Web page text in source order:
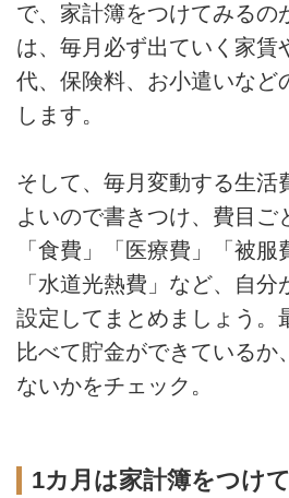
で、家計簿をつけてみるの
は、毎月必ず出ていく家賃
代、保険料、お小遣いなど
します。
そして、毎月変動する生活
よいので書きつけ、費目ご
「食費」「医療費」「被服
「水道光熱費」など、自
設定してまとめましょう。
比べて貯金ができているか
ないかをチェック。
1カ月は家計簿をつけ